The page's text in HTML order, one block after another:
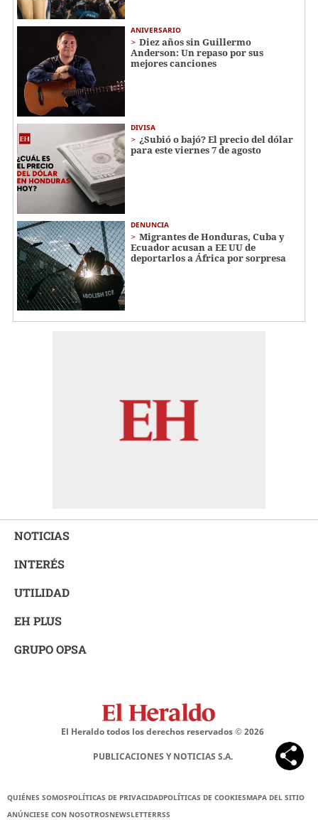
ANIVERSARIO
Diez años sin Guillermo
Anderson: Un repaso por sus
mejores canciones
DIVISA
¿Subió o bajó? El precio del dólar
para este viernes 7 de agosto
DENUNCIA
Migrantes de Honduras, Cuba y
Ecuador acusan a EE UU de
deportarlos a África por sorpresa
NOTICIAS
INTERÉS
UTILIDAD
EH PLUS
GRUPO OPSA
El Heraldo todos los derechos reservados ©2026
PUBLICACIONES Y NOTICIAS S.A.
QUIÉNES SOMOSPOLÍTICAS DE PRIVACIDADPOLÍTICAS DE COOKIESMAPA DEL SITIO
ANÚNCIESE CON NOSOTROSNEWSLETTERRSS